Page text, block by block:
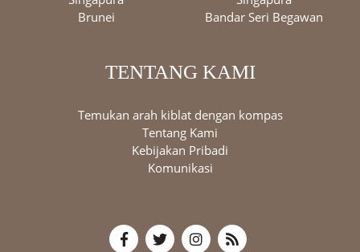
Brunei
Bandar Seri Begawan
TENTANG KAMI
Temukan arah kiblat dengan kompas
Tentang Kami
Kebijakan Pribadi
Komunikasi